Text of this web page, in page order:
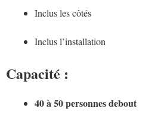
Inclus les côtés
Inclus l’installation
Capacité :
40 à 50 personnes debout